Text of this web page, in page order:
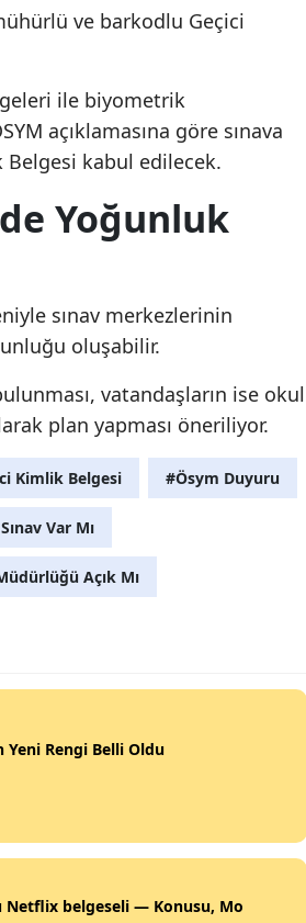
ve barkodlu Geçici
ile biyometrik
açıklamasına göre sınava
Belgesi kabul edilecek.
Yoğunluk
sınav merkezlerinin
oluşabilir.
vatandaşların ise okul
plan yapması öneriliyor.
Kimlik Belgesi #Ösym Duyuru
Var Mı
Açık Mı
Yeni Rengi Belli Oldu
Netflix belgeseli — Konusu, Mo